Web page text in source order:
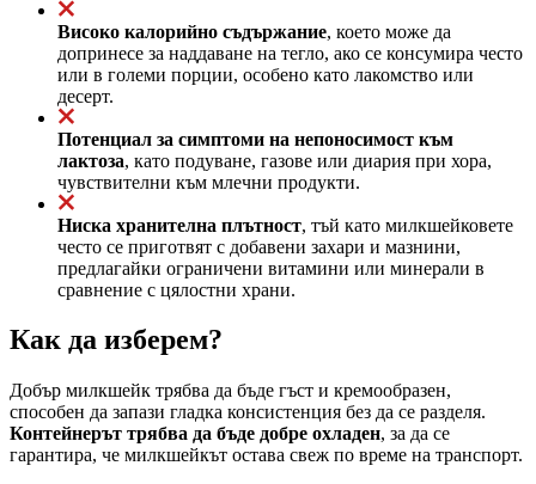
Високо калорийно съдържание, което може да
допринесе за наддаване на тегло, ако се консумира често
или в големи порции, особено като лакомство или
десерт.
Потенциал за симптоми на непоносимост към
лактоза, като подуване, газове или диария при хора,
чувствителни към млечни продукти.
Ниска хранителна плътност, тъй като милкшейковете
често се приготвят с добавени захари и мазнини,
предлагайки ограничени витамини или минерали в
сравнение с цялостни храни.
Как да изберем?
Добър милкшейк трябва да бъде гъст и кремообразен,
способен да запази гладка консистенция без да се разделя.
Контейнерът трябва да бъде добре охладен, за да се
гарантира, че милкшейкът остава свеж по време на транспорт.